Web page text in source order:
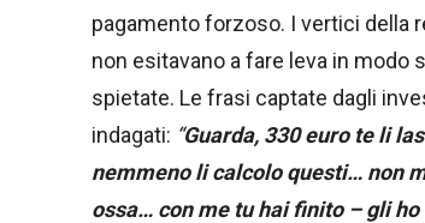
pagamento forzoso. I vertici della
non esitavano a fare leva in
spietate. Le frasi captate dagli
indagati: “Guarda, 330 euro te li
nemmeno li calcolo questi… non
ossa… con me tu hai finito – gli